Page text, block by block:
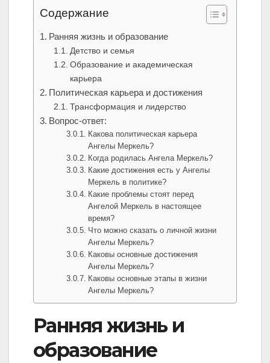
Содержание
Ранняя жизнь и образование
Детство и семья
Образование и академическая
карьера
Политическая карьера и достижения
Трансформация и лидерство
Вопрос-ответ:
Какова политическая карьера
Ангелы Меркель?
Когда родилась Ангела Меркель?
Какие достижения есть у Ангелы
Меркель в политике?
Какие проблемы стоят перед
Ангелой Меркель в настоящее
время?
Что можно сказать о личной жизни
Ангелы Меркель?
Каковы основные достижения
Ангелы Меркель?
Каковы основные этапы в жизни
Ангелы Меркель?
Ранняя жизнь и
образование